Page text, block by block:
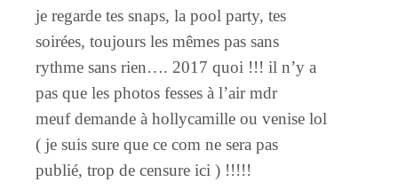
je regarde tes snaps, la pool party, tes
soirées, toujours les mêmes pas sans
rythme sans rien…. 2017 quoi !!! il n’y a
pas que les photos fesses à l’air mdr
meuf demande à hollycamille ou venise lol
( je suis sure que ce com ne sera pas
publié, trop de censure ici ) !!!!!